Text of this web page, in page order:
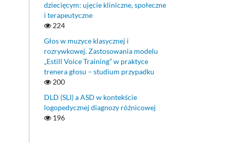
dziecięcym: ujęcie kliniczne, społeczne
i terapeutyczne
224
Głos w muzyce klasycznej i
rozrywkowej. Zastosowania modelu
„Estill Voice Training” w praktyce
trenera głosu – studium przypadku
200
DLD (SLI) a ASD w kontekście
logopedycznej diagnozy różnicowej
196